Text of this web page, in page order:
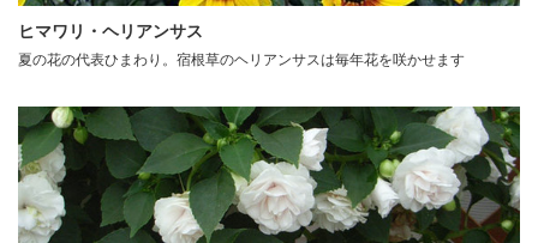
ヒマワリ・ヘリアンサス
夏の花の代表ひまわり。宿根草のヘリアンサスは毎年花を咲かせます